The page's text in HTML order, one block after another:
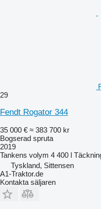
29
Fendt Rogator 344
35 000 € ≈ 383 700 kr
Bogserad spruta
2019
Tankens volym 4 400 l
Tyskland, Sittensen
A1-Traktor.de
Kontakta säljaren